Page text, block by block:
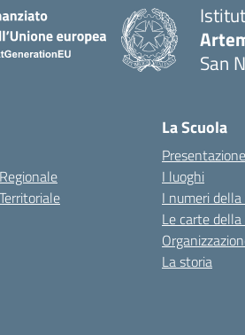
San
La Scuola
Presentazione
I luoghi
I numeri
Le carte
La storia